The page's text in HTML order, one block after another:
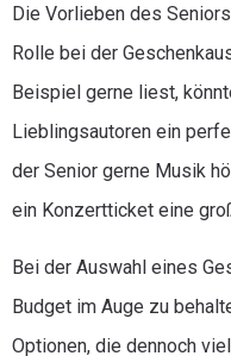
Die Vorlieben des
Rolle bei der
Beispiel gerne liest,
Lieblingsautoren ein
der Senior gerne Musik
ein Konzertticket eine
Bei der Auswahl eines
Budget im Auge zu
Optionen, die dennoch